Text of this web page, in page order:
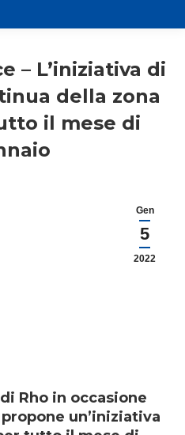
– L’iniziativa di
della zona
il mese di
Gen
5
2022
Rho in occasione
un’iniziativa